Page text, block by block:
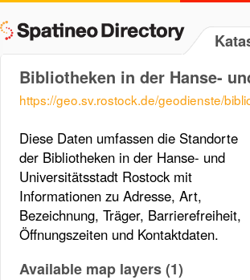
Bibliotheken in der Hanse-
https://geo.sv.rostock.de/geodienste/
Diese Daten umfassen die Standorte
der Bibliotheken in der Hanse- und
Universitätsstadt Rostock mit
Informationen zu Adresse, Art,
Bezeichnung, Träger, Barrierefreiheit,
Öffnungszeiten und Kontaktdaten.
Available map layers (1)